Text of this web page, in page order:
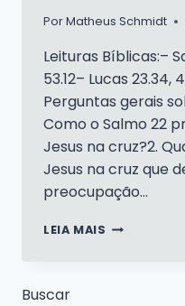
PorMatheus Schmidt
Leituras Bíblicas:–
53.12– Lucas 23.34,
Perguntas gerais
Como o Salmo 22
Jesus na cruz?2.
Jesus na cruz que
preocupação…
LEIA MAIS GUIA
Buscar